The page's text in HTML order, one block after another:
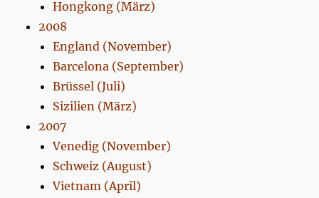
Hongkong (März)
2008
England (November)
Barcelona (September)
Brüssel (Juli)
Sizilien (März)
2007
Venedig (November)
Schweiz (August)
Vietnam (April)